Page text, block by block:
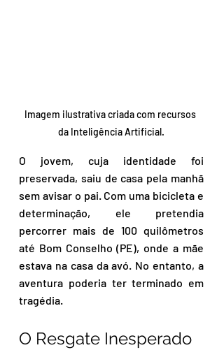
Imagem ilustrativa criada com recursos
da Inteligência Artificial.
O jovem, cuja identidade foi
preservada, saiu de casa pela manhã
sem avisar o pai. Com uma bicicleta e
determinação, ele pretendia
percorrer mais de 100 quilômetros
até Bom Conselho (PE), onde a mãe
estava na casa da avó. No entanto, a
aventura poderia ter terminado em
tragédia.
O Resgate Inesperado